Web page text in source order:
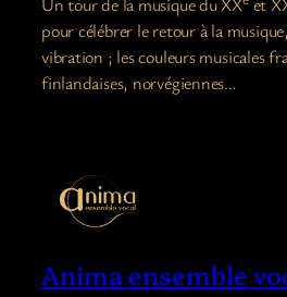
pour célébrer le retour à la
vibration ; les couleurs musicales
finlandaises, norvégiennes…
Anima ensemble